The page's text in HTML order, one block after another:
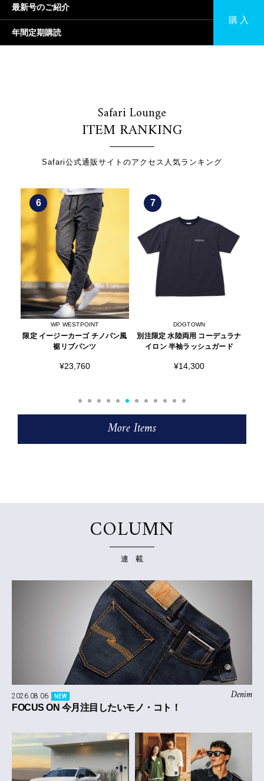
最新号のご紹介
年間定期購読
購 入
Safari Lounge
ITEM RANKING
Safari公式通販サイトのアクセス人気ランキング
6
WP WESTPOINT
限定 イージーカーゴ チノパン風
裾リブパンツ
¥23,760
7
DOGTOWN
別注限定 水陸両用 コーデュラナ
イロン 半袖ラッシュガード
¥14,300
More Items
COLUMN
連 載
Denim
2026.08.06 NEW
FOCUS ON 今月注目したいモノ・コト！